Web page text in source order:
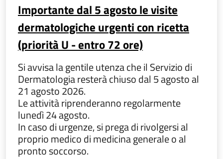
Importante dal 5 agosto le visite
dermatologiche urgenti con ricetta
(priorità U - entro 72 ore)
Si avvisa la gentile utenza che il Servizio di
Dermatologia resterà chiuso dal 5 agosto al
21 agosto 2026.
Le attività riprenderanno regolarmente
lunedì 24 agosto.
In caso di urgenze, si prega di rivolgersi al
proprio medico di medicina generale o al
pronto soccorso.